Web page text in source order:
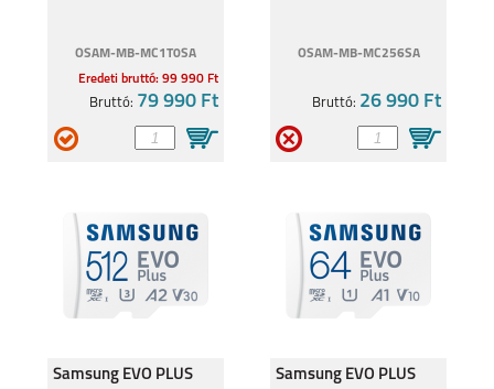
OSAM-MB-MC1T0SA
Eredeti bruttó: 99 990 Ft
Bruttó: 79 990 Ft
OSAM-MB-MC256SA
Bruttó: 26 990 Ft
Samsung EVO PLUS
Samsung EVO PLUS